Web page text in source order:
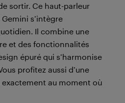
sortir. Ce haut-parleur
s’intègre
Il combine une
et des fonctionnalités
épuré qui s’harmonise
profitez aussi d’une
au moment où